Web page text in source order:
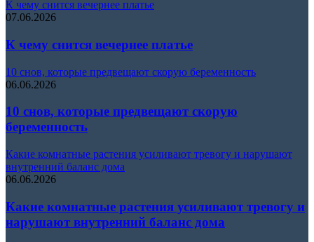
К чему снится вечернее платье
07.06.2026
К чему снится вечернее платье
10 снов, которые предвещают скорую беременность
06.06.2026
10 снов, которые предвещают скорую
беременность
Какие комнатные растения усиливают тревогу и нарушают
внутренний баланс дома
06.06.2026
Какие комнатные растения усиливают тревогу и
нарушают внутренний баланс дома